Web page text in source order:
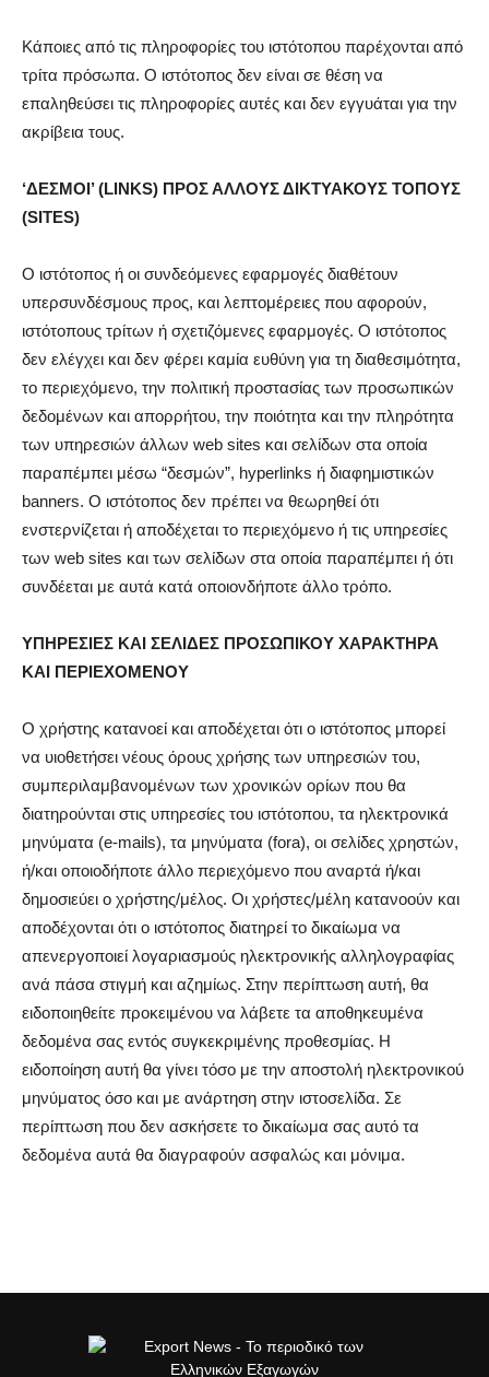
Κάποιες από τις πληροφορίες του ιστότοπου παρέχονται από
τρίτα πρόσωπα. Ο ιστότοπος δεν είναι σε θέση να
επαληθεύσει τις πληροφορίες αυτές και δεν εγγυάται για την
ακρίβεια τους.
‘ΔΕΣΜΟΙ’ (LINKS) ΠΡΟΣ ΑΛΛΟΥΣ ΔΙΚΤΥΑΚΟΥΣ ΤΟΠΟΥΣ
(SITES)
Ο ιστότοπος ή οι συνδεόμενες εφαρμογές διαθέτουν
υπερσυνδέσμους προς, και λεπτομέρειες που αφορούν,
ιστότοπους τρίτων ή σχετιζόμενες εφαρμογές. Ο ιστότοπος
δεν ελέγχει και δεν φέρει καμία ευθύνη για τη διαθεσιμότητα,
το περιεχόμενο, την πολιτική προστασίας των προσωπικών
δεδομένων και απορρήτου, την ποιότητα και την πληρότητα
των υπηρεσιών άλλων web sites και σελίδων στα οποία
παραπέμπει μέσω “δεσμών”, hyperlinks ή διαφημιστικών
banners. Ο ιστότοπος δεν πρέπει να θεωρηθεί ότι
ενστερνίζεται ή αποδέχεται το περιεχόμενο ή τις υπηρεσίες
των web sites και των σελίδων στα οποία παραπέμπει ή ότι
συνδέεται με αυτά κατά οποιονδήποτε άλλο τρόπο.
ΥΠΗΡΕΣΙΕΣ ΚΑΙ ΣΕΛΙΔΕΣ ΠΡΟΣΩΠΙΚΟΥ ΧΑΡΑΚΤΗΡΑ
ΚΑΙ ΠΕΡΙΕΧΟΜΕΝΟΥ
Ο χρήστης κατανοεί και αποδέχεται ότι ο ιστότοπος μπορεί
να υιοθετήσει νέους όρους χρήσης των υπηρεσιών του,
συμπεριλαμβανομένων των χρονικών ορίων που θα
διατηρούνται στις υπηρεσίες του ιστότοπου, τα ηλεκτρονικά
μηνύματα (e-mails), τα μηνύματα (fora), οι σελίδες χρηστών,
ή/και οποιοδήποτε άλλο περιεχόμενο που αναρτά ή/και
δημοσιεύει ο χρήστης/μέλος. Οι χρήστες/μέλη κατανοούν και
αποδέχονται ότι ο ιστότοπος διατηρεί το δικαίωμα να
απενεργοποιεί λογαριασμούς ηλεκτρονικής αλληλογραφίας
ανά πάσα στιγμή και αζημίως. Στην περίπτωση αυτή, θα
ειδοποιηθείτε προκειμένου να λάβετε τα αποθηκευμένα
δεδομένα σας εντός συγκεκριμένης προθεσμίας. Η
ειδοποίηση αυτή θα γίνει τόσο με την αποστολή ηλεκτρονικού
μηνύματος όσο και με ανάρτηση στην ιστοσελίδα. Σε
περίπτωση που δεν ασκήσετε το δικαίωμα σας αυτό τα
δεδομένα αυτά θα διαγραφούν ασφαλώς και μόνιμα.